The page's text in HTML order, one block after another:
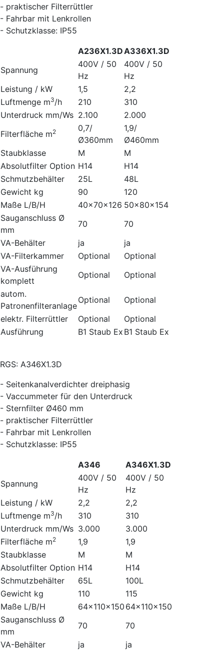
- praktischer Filterrüttler
- Fahrbar mit Lenkrollen
- Schutzklasse: IP55
A236X1.3DA336X1.3D
Spannung
400V / 50
Hz
400V / 50
Hz
Leistung / kW
1,5
2,2
Luftmenge m3/h 210
310
Unterdruck mm/Ws 2.100
2.000
Filterfläche m2
0,7/
Ø360mm
1,9/
Ø460mm
Staubklasse
M
M
Absolutfilter Option H14
H14
Schmutzbehälter
25L
48L
Gewicht kg
90
120
Maße L/B/H
40x70x126 50x80x154
Sauganschluss Ø
mm
70
70
VA-Behälter
ja
ja
VA-Filterkammer
Optional
Optional
VA-Ausführung
komplett
Optional
Optional
autom.
Patronenfilteranlage
Optional
Optional
elektr. Filterrüttler
Optional
Optional
Ausführung
B1 Staub Ex B1 Staub Ex
RGS: A346X1.3D
- Seitenkanalverdichter dreiphasig
- Vaccummeter für den Unterdruck
- Sternfilter Ø460 mm
- praktischer Filterrüttler
- Fahrbar mit Lenkrollen
- Schutzklasse: IP55
A346
A346X1.3D
Spannung
400V / 50
Hz
400V / 50
Hz
Leistung / kW
2,2
2,2
Luftmenge m3/h 310
310
Unterdruck mm/Ws 3.000
3.000
Filterfläche m2 1,9
1,9
Staubklasse
M
M
Absolutfilter Option H14
H14
Schmutzbehälter
65L
100L
Gewicht kg
110
115
Maße L/B/H
64x110x150 64x110x150
Sauganschluss Ø
mm
70
70
VA-Behälter
ja ja